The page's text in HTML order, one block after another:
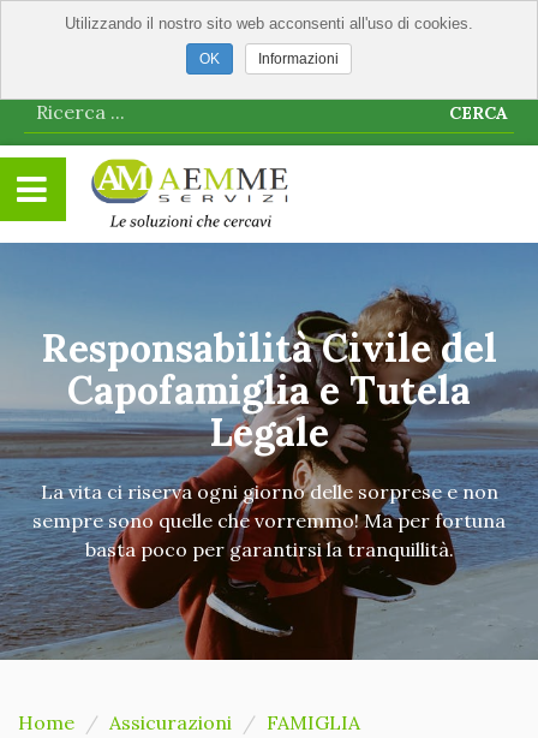
CERCA
Responsabilità Civile del
Capofamiglia e Tutela
Legale
La vita ci riserva ogni giorno delle sorprese e non
sempre sono quelle che vorremmo! Ma per fortuna
basta poco per garantirsi la tranquillità.
Home Assicurazioni
FAMIGLIA
Utilizzando il nostro sito web acconsenti all'uso di cookies.
Informazioni